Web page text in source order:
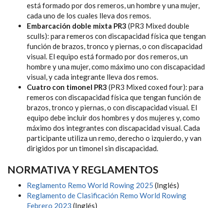
está formado por dos remeros, un hombre y una mujer,
cada uno de los cuales lleva dos remos.
Embarcación doble mixta PR3 (PR3 Mixed double
sculls): para remeros con discapacidad física que tengan
función de brazos, tronco y piernas, o con discapacidad
visual. El equipo está formado por dos remeros, un
hombre y una mujer, como máximo uno con discapacidad
visual, y cada integrante lleva dos remos.
Cuatro con timonel PR3 (PR3 Mixed coxed four): para
remeros con discapacidad física que tengan función de
brazos, tronco y piernas, o con discapacidad visual. El
equipo debe incluir dos hombres y dos mujeres y, como
máximo dos integrantes con discapacidad visual. Cada
participante utiliza un remo, derecho o izquierdo, y van
dirigidos por un timonel sin discapacidad.
NORMATIVA Y REGLAMENTOS
Reglamento Remo World Rowing 2025 (Inglés)
Reglamento de Clasificación Remo World Rowing
Febrero 2023 (Inglés)